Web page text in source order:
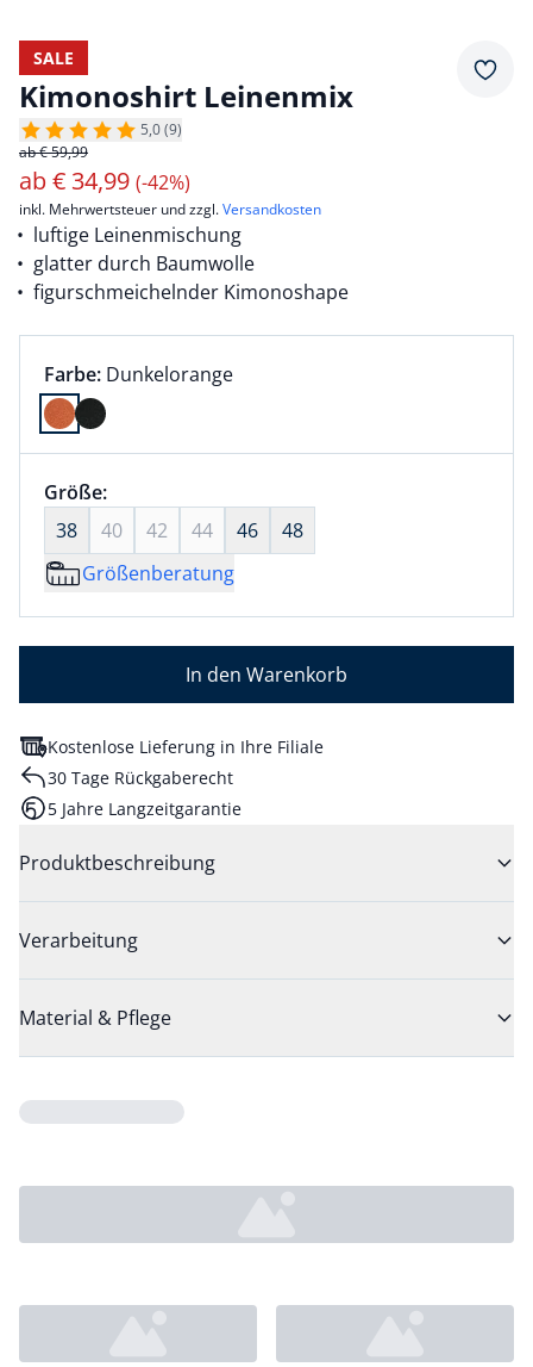
SALE
Kimonoshirt Leinenmix
5,0 (9)
ab € 59,99
ab€ 34,99 (-42%)
inkl. Mehrwertsteuer und zzgl.Versandkosten
luftige Leinenmischung
glatter durch Baumwolle
figurschmeichelnder Kimonoshape
Farbauswahl:
Farbe: aktuell ausgewählt:
Dunkelorange
Farbe Dunkelorange ausgewählt
Größenauswahl:
Größe:nichts ausgewählt
38
40 42 44 46
48
Größenberatung
In den Warenkorb
Kostenlose Lieferung in Ihre Filiale
30 Tage Rückgaberecht
5 Jahre Langzeitgarantie
Produktbeschreibung
Verarbeitung
Material & Pflege